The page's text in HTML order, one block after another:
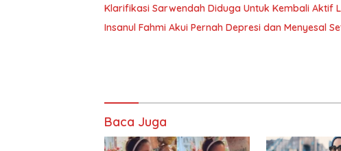
Klarifikasi Sarwendah Diduga Untuk Kembali Aktif
Insanul Fahmi Akui Pernah Depresi dan Menyesal
Baca Juga